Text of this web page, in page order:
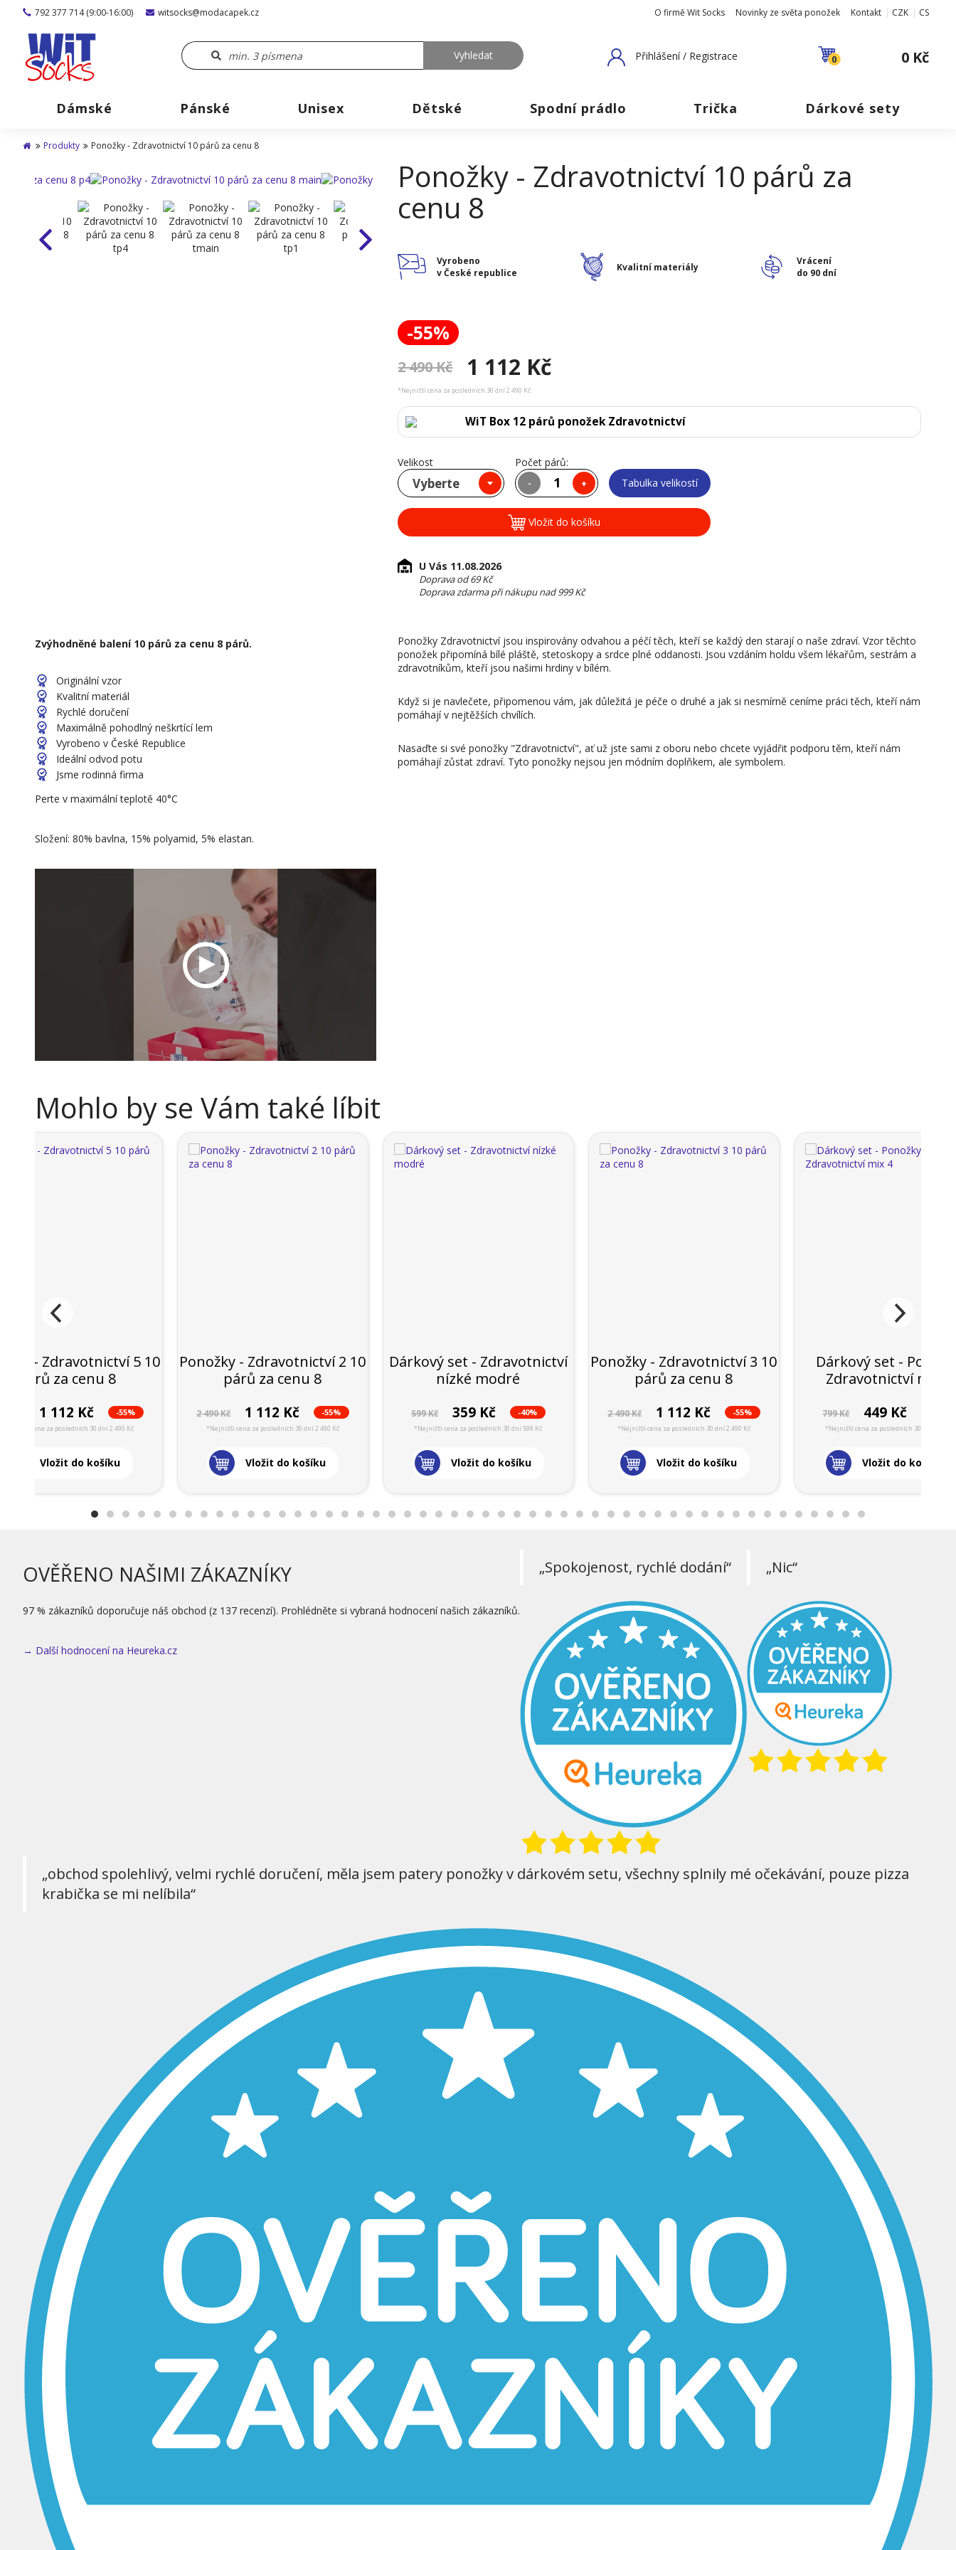
792 377 714 (9:00-16:00) witsocks@modacapek.cz O firmě Wit Socks Novinky ze světa ponožek Kontakt CZK CS
Přihlášení / Registrace 0 0 Kč
Dámské Pánské Unisex Dětské Spodní prádlo Trička Dárkové sety
Produkty Ponožky - Zdravotnictví 10 párů za cenu 8
Ponožky - Zdravotnictví 10 párů za
cenu 8
Vyrobeno
v České republice
Kvalitní materiály
Vrácení
do 90 dní
-55%
2 490 Kč 1 112 Kč
*Nejnižší cena za posledních 30 dní 2 490 Kč
WiT Box 12 párů ponožek Zdravotnictví
Velikost
Vyberte
Počet párů:
- + Tabulka velikostí
Vložit do košíku
U Vás 11.08.2026
Doprava od 69 Kč
Doprava zdarma při nákupu nad 999 Kč
Zvýhodněné balení 10 párů za cenu 8 párů.
Originální vzor
Kvalitní materiál
Rychlé doručení
Maximálně pohodlný neškrtící lem
Vyrobeno v České Republice
Ideální odvod potu
Jsme rodinná firma
Perte v maximální teplotě 40°C
Složení: 80% bavlna, 15% polyamid, 5% elastan.
Ponožky Zdravotnictví jsou inspirovány odvahou a péčí těch, kteří se každý den starají o naše zdraví. Vzor těchto
ponožek připomíná bílé pláště, stetoskopy a srdce plné oddanosti. Jsou vzdáním holdu všem lékařům, sestrám a
zdravotníkům, kteří jsou našimi hrdiny v bílém.
Když si je navlečete, připomenou vám, jak důležitá je péče o druhé a jak si nesmírně ceníme práci těch, kteří nám
pomáhají v nejtěžších chvílích.
Nasaďte si své ponožky "Zdravotnictví", ať už jste sami z oboru nebo chcete vyjádřit podporu těm, kteří nám
pomáhají zůstat zdraví. Tyto ponožky nejsou jen módním doplňkem, ale symbolem.
Mohlo by se Vám také líbit
Dárkový set - Zdravotnictví
nízké modré
599 Kč 359 Kč -40%
*Nejnižší cena za posledních 30 dní 599 Kč
Vložit do košíku
Ponožky - Zdravotnictví 3 10
párů za cenu 8
2 490 Kč 1 112 Kč -55%
*Nejnižší cena za posledních 30 dní 2 490 Kč
Vložit do košíku
Dárkový set -
Zdravotnictví mix 4
799 Kč 449 Kč
*Nejnižší cena za posledních 30 dní 799 Kč
Vložit do košíku
- Zdravotnictví 5 10
párů za cenu 8
1 112 Kč -55%
*Nejnižší cena za posledních 30 dní 2 490 Kč
Vložit do košíku
Ponožky - Zdravotnictví 2 10
párů za cenu 8
2 490 Kč 1 112 Kč -55%
*Nejnižší cena za posledních 30 dní 2 490 Kč
Vložit do košíku
OVĚŘENO NAŠIMI ZÁKAZNÍKY
97 % zákazníků doporučuje náš obchod (z 137 recenzí). Prohlédněte si vybraná hodnocení našich zákazníků.
→ Další hodnocení na Heureka.cz
„Spokojenost, rychlé dodání“ „Nic“
„obchod spolehlivý, velmi rychlé doručení, měla jsem patery ponožky v dárkovém setu, všechny splnily mé očekávání, pouze pizza
krabička se mi nelíbila“